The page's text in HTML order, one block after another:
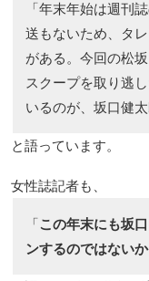
「年末年始は週刊
送もないため、タ
がある。今回の松
スクープを取り逃
いるのが、坂口健
と語っています。
女性誌記者も、
「この年末にも坂
ンするのではない